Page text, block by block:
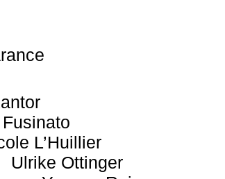
L’Huillier
Ulrike Ottinger